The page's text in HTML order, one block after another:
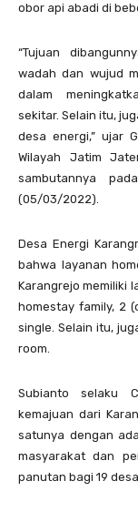
obor api abadi di
“Tujuan
wadah dan wujud
dalam
sekitar. Selain itu,
desa energi,” ujar
Wilayah Jatim
sambutannya
(05/03/2022).
Desa Energi
bahwa layanan
Karangrejo memiliki
homestay family, 2
single. Selain itu,
room.
Subianto selaku
kemajuan dari
satunya dengan
masyarakat dan
panutan bagi 19